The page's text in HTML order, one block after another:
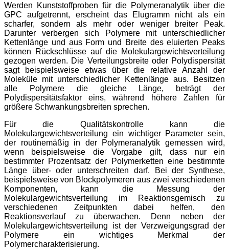
Werden Kunststoffproben für die Polymeranalytik über die
GPC aufgetrennt, erscheint das Elugramm nicht als ein
scharfer, sondern als mehr oder weniger breiter Peak.
Darunter verbergen sich Polymere mit unterschiedlicher
Kettenlänge und aus Form und Breite des eluierten Peaks
können Rückschlüsse auf die Molekulargewichtsverteilung
gezogen werden. Die Verteilungsbreite oder Polydispersität
sagt beispielsweise etwas über die relative Anzahl der
Moleküle mit unterschiedlicher Kettenlänge aus. Besitzen
alle Polymere die gleiche Länge, beträgt der
Polydispersitätsfaktor eins, während höhere Zahlen für
größere Schwankungsbreiten sprechen.
Für die Qualitätskontrolle kann die
Molekulargewichtsverteilung ein wichtiger Parameter sein,
der routinemäßig in der Polymeranalytik gemessen wird,
wenn beispielsweise die Vorgabe gilt, dass nur ein
bestimmter Prozentsatz der Polymerketten eine bestimmte
Länge über- oder unterschreiten darf. Bei der Synthese,
beispielsweise von Blockpolymeren aus zwei verschiedenen
Komponenten, kann die Messung der
Molekulargewichtsverteilung im Reaktionsgemisch zu
verschiedenen Zeitpunkten dabei helfen, den
Reaktionsverlauf zu überwachen. Denn neben der
Molekulargewichtsverteilung ist der Verzweigungsgrad der
Polymere ein wichtiges Merkmal der
Polymercharakterisierung.